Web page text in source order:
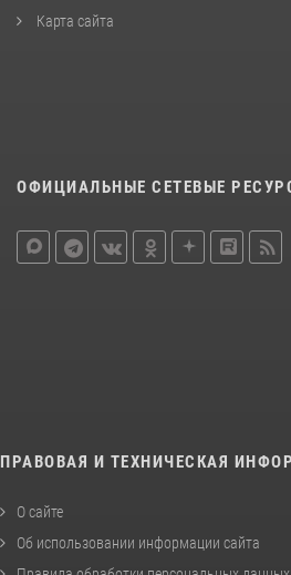
Карта сайта
ОФИЦИАЛЬНЫЕ СЕТЕВЫЕ
ПРАВОВАЯ И ТЕХНИЧЕСКАЯ
О сайте
Об использовании информации сайта